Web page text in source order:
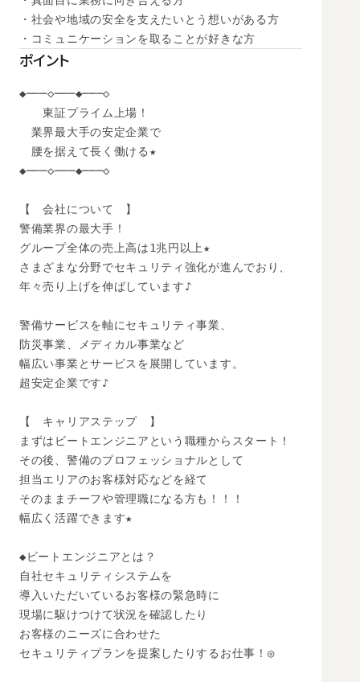
・社会や地域の安全を支えたいとう想いがある方
・コミュニケーションを取ることが好きな方
ポイント
◆───◇───◆───◇
東証プライム上場！
業界最大手の安定企業で
腰を据えて長く働ける★
◆───◇───◆───◇
【　会社について　】
警備業界の最大手！
グループ全体の売上高は1兆円以上★
さまざまな分野でセキュリティ強化が進んでおり、
年々売り上げを伸ばしています♪
警備サービスを軸にセキュリティ事業、
防災事業、メディカル事業など
幅広い事業とサービスを展開しています。
超安定企業です♪
【　キャリアステップ　】
まずはビートエンジニアという職種からスタート！
その後、警備のプロフェッショナルとして
担当エリアのお客様対応などを経て
そのままチーフや管理職になる方も！！！
幅広く活躍できます★
◆ビートエンジニアとは？
自社セキュリティシステムを
導入いただいているお客様の緊急時に
現場に駆けつけて状況を確認したり
お客様のニーズに合わせた
セキュリティプランを提案したりするお仕事！◎